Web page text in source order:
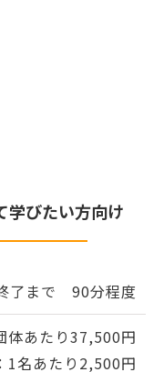
学びたい方向け
了まで 90分程度
体あたり37,500円
1名あたり2,500円